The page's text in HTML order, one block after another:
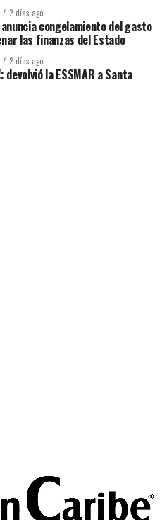
2 días ago
congelamiento del gasto
las finanzas del Estado
2 días ago
devolvió la ESSMAR a Santa